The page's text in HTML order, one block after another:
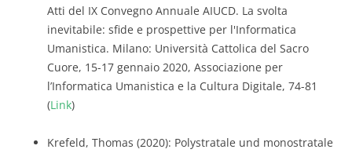
Atti del IX Convegno Annuale AIUCD. La svolta
inevitabile: sfide e prospettive per l'Informatica
Umanistica. Milano: Università Cattolica del Sacro
Cuore, 15-17 gennaio 2020, Associazione per
l’Informatica Umanistica e la Cultura Digitale, 74-81
(Link)
Krefeld, Thomas (2020): Polystratale und monostratale